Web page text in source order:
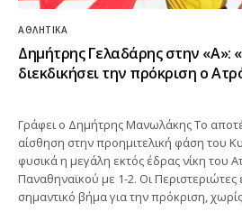
ΑΘΛΗΤΙΚΆ
Δημήτρης Γελαδάρης στην «Α»:
διεκδικήσει την πρόκριση ο
Γράφει ο Δημήτρης Μανωλάκης Το
αίσθηση στην προημιτελική φάση του
φυσικά η μεγάλη εκτός έδρας νίκη του
Παναθηναϊκού με 1-2. Οι
σημαντικό βήμα για την πρόκριση,